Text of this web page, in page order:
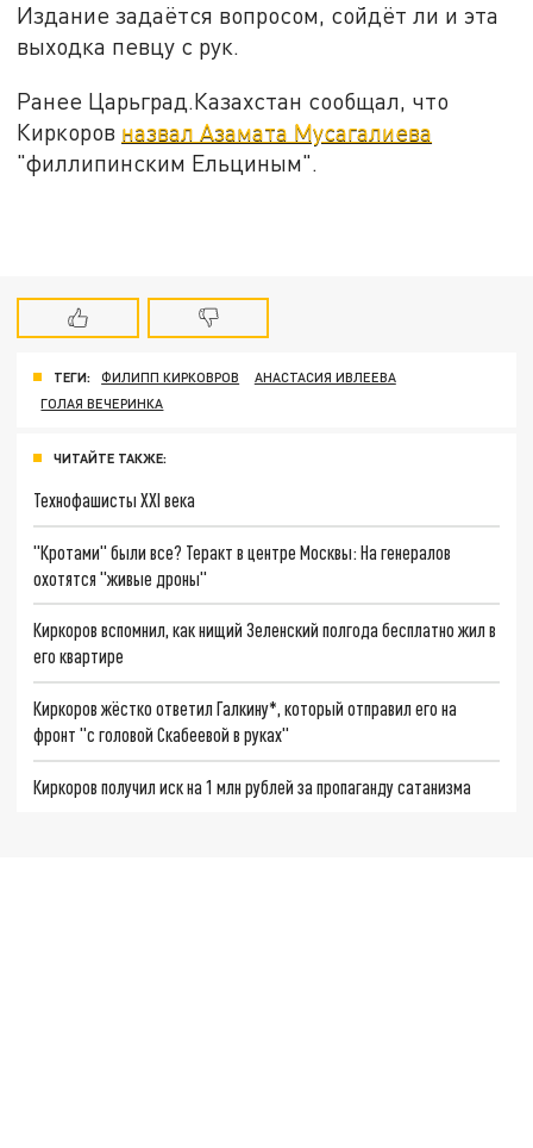
Издание задаётся вопросом, сойдёт ли и эта
выходка певцу с рук.
Ранее Царьград.Казахстан сообщал, что
Киркоров назвал Азамата Мусагалиева
"филлипинским Ельциным".
ТЕГИ: ФИЛИПП КИРКОВРОВ
АНАСТАСИЯ ИВЛЕЕВА
ГОЛАЯ ВЕЧЕРИНКА
ЧИТАЙТЕ ТАКЖЕ:
Технофашисты XXI века
"Кротами" были все? Теракт в центре Москвы: На генералов
охотятся "живые дроны"
Киркоров вспомнил, как нищий Зеленский полгода бесплатно жил в
его квартире
Киркоров жёстко ответил Галкину*, который отправил его на
фронт "с головой Скабеевой в руках"
Киркоров получил иск на 1 млн рублей за пропаганду сатанизма